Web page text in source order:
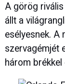
A görög rivális
állt a
esélyesnek. A
szervagémjét
három